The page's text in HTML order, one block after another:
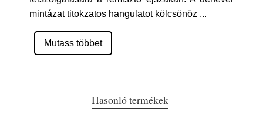
mintázat titokzatos hangulatot kölcsönöz ...
Mutass többet
Hasonló termékek